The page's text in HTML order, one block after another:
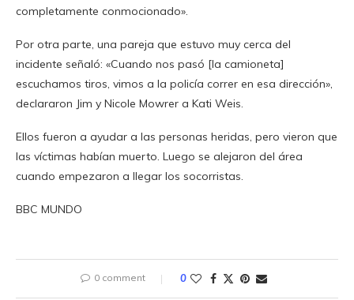
completamente conmocionado».
Por otra parte, una pareja que estuvo muy cerca del
incidente señaló: «Cuando nos pasó [la camioneta]
escuchamos tiros, vimos a la policía correr en esa dirección»,
declararon Jim y Nicole Mowrer a Kati Weis.
Ellos fueron a ayudar a las personas heridas, pero vieron que
las víctimas habían muerto. Luego se alejaron del área
cuando empezaron a llegar los socorristas.
BBC MUNDO
0 comment 0